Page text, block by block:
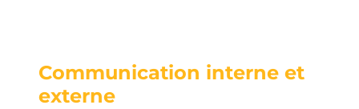
Communication interne et
externe